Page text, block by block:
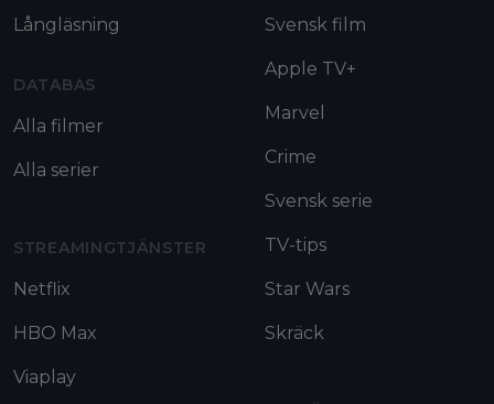
Långläsning
DATABAS
Alla filmer
Alla serier
STREAMINGTJÄNSTER
Netflix
HBO Max
Viaplay
Svensk film
Apple TV+
Marvel
Crime
Svensk serie
TV-tips
Star Wars
Skräck